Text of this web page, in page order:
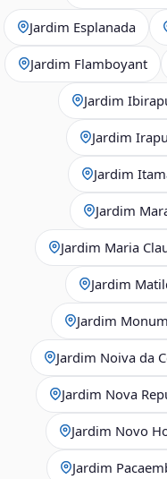
Jardim Esplanada
Jardim Flamboyant
Jardim
Jardim
Jardim
Jardim
Jardim Maria
Jardim
Jardim
Jardim Noiva da
Jardim Nova
Jardim Novo
Jardim